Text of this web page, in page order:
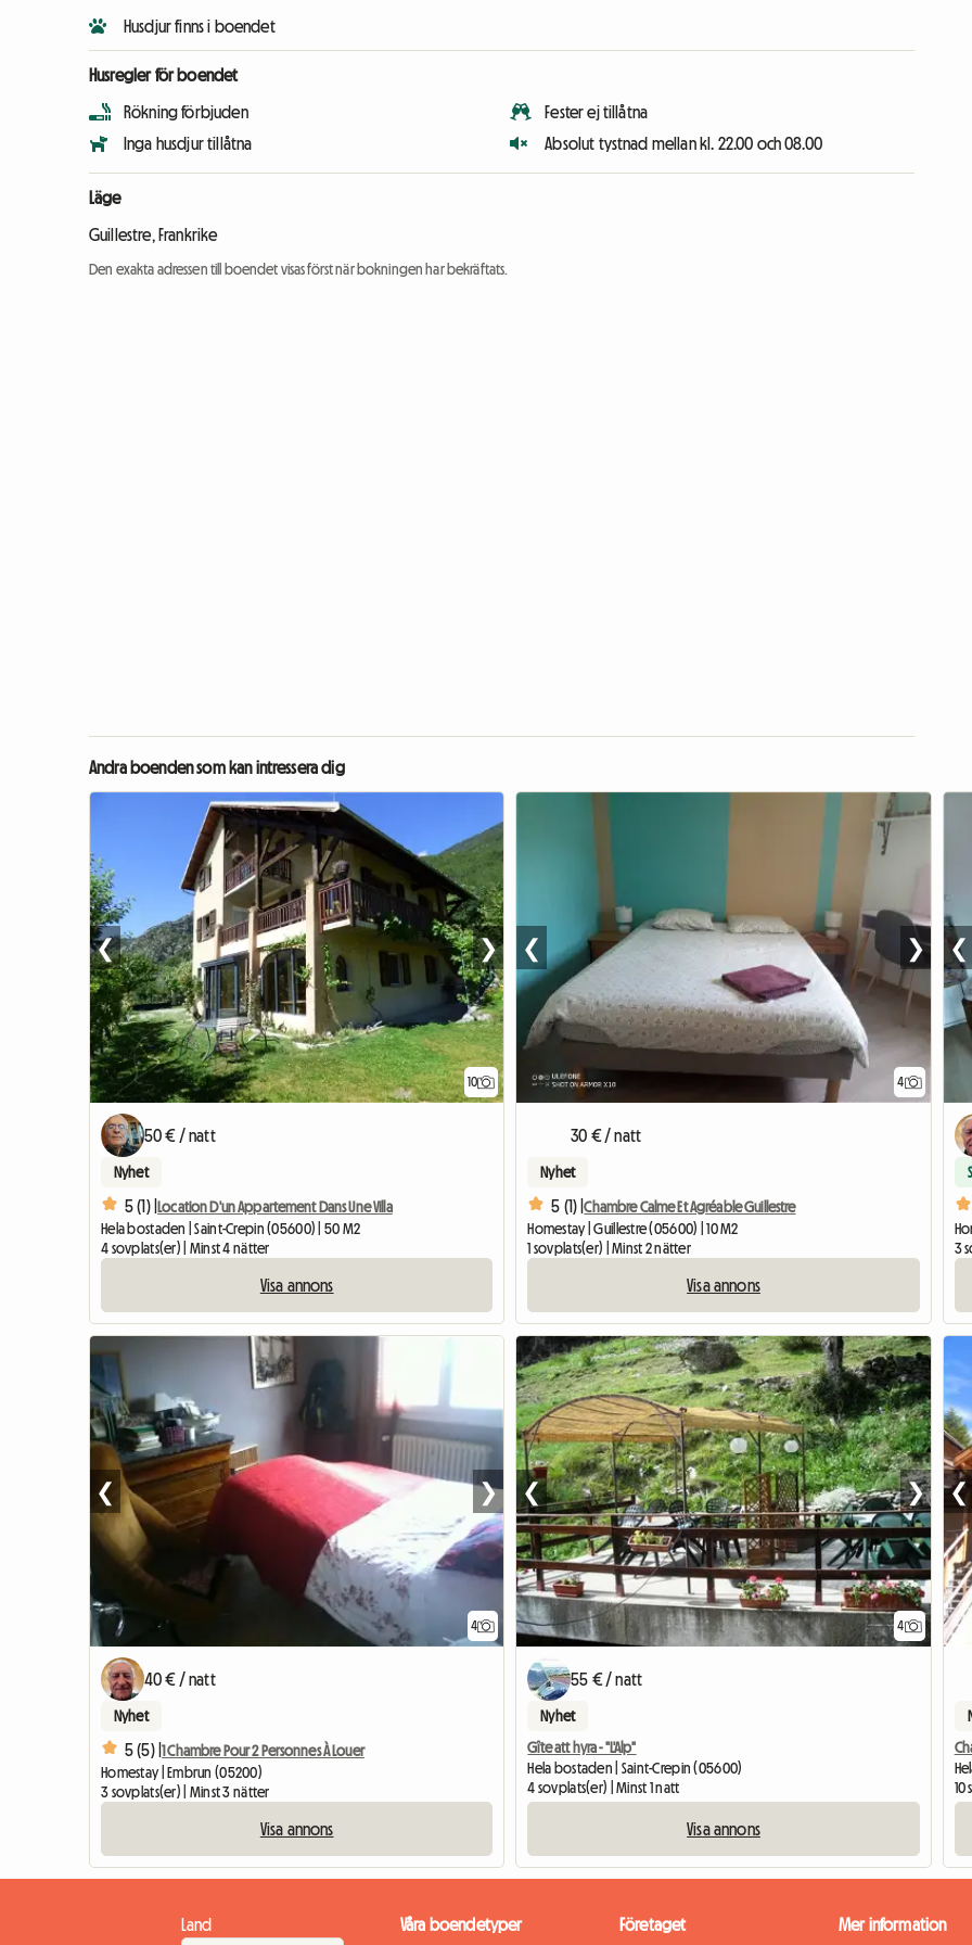
Husdjur finns i boendet
Husregler för boendet
Rökning förbjuden
Inga husdjur tillåtna
Fester ej tillåtna
Absolut tystnad mellan kl. 22.00 och 08.00
Läge
Guillestre, Frankrike
Den exakta adressen till boendet visas först när bokningen har bekräftats.
Andra boenden som kan intressera dig
10
❮ ❯
50 € / natt
Nyhet
5 (1) |Location D'un Appartement Dans Une Villa
Hela bostaden | Saint-Crepin (05600) | 50 M2
4 sovplats(er) | Minst 4 nätter
Visa annons
4
❮ ❯
30 € / natt
Nyhet
5 (1) |Chambre Calme Et Agréable Guillestre
Homestay | Guillestre (05600) | 10 M2
1 sovplats(er) | Minst 2 nätter
Visa annons
❮
3
4
❮ ❯
40 € / natt
Nyhet
5 (5) |1 Chambre Pour 2 Personnes À Louer
Homestay | Embrun (05200)
3 sovplats(er) | Minst 3 nätter
Visa annons
4
❮ ❯
55 € / natt
Nyhet
Gîte att hyra - "L'Alp"
Hela bostaden | Saint-Crepin (05600)
4 sovplats(er) | Minst 1 natt
Visa annons
❮
10
Land Våra boendetyper Företaget Mer information